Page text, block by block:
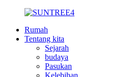
Rumah
Tentang kita
Sejarah
budaya
Pasukan
Kelebihan